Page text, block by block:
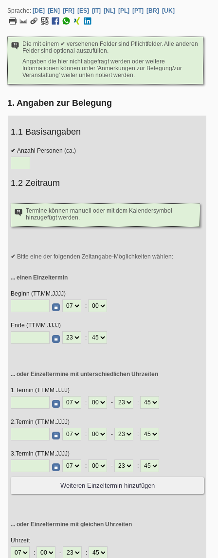
Sprache: [DE] [EN] [FR] [ES] [IT] [NL] [PL] [PT] [BR] [UK]
Die mit einem ✔ versehenen Felder sind Pflichtfelder. Alle anderen
Felder sind optional auszufüllen.
Angaben die hier nicht abgefragt werden oder weitere
Informationen können unter 'Anmerkungen zur Belegung/zur
Veranstaltung' weiter unten notiert werden.
1. Angaben zur Belegung
1.1 Basisangaben
Anzahl Personen (ca.)
1.2 Zeitraum
Termine können manuell oder mit dem Kalendersymbol
hinzugefügt werden.
Bitte eine der folgenden Zeitangabe-Möglichkeiten wählen:
... einen Einzeltermin
Beginn (TT.MM.JJJJ)
:
Ende (TT.MM.JJJJ)
:
... oder Einzeltermine mit unterschiedlichen Uhrzeiten
1.Termin (TT.MM.JJJJ)
:
- :
2.Termin (TT.MM.JJJJ)
:
- :
3.Termin (TT.MM.JJJJ)
:
- :
... oder Einzeltermine mit gleichen Uhrzeiten
Uhrzeit
:
- :